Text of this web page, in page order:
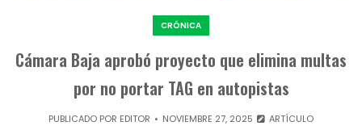
CRÓNICA
Cámara Baja aprobó proyecto que elimina multas
por no portar TAG en autopistas
PUBLICADO POR EDITOR NOVIEMBRE 27, 2025 ARTÍCULO